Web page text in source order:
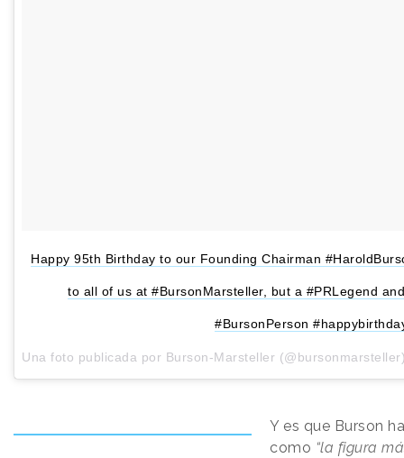
Happy 95th Birthday to our Founding Chairman
to all of us at #BursonMarsteller, but a #PRLegend
#BursonPerson
Una foto publicada por Burson-Marsteller
Y es que Burson
como “la figura